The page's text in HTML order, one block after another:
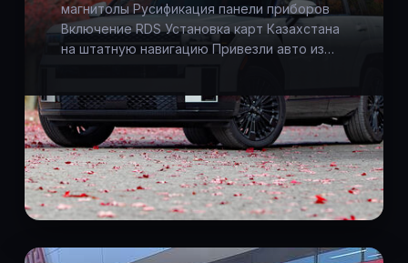
магнитолы Русификация панели приборов
Включение RDS Установка карт Казахстана
на штатную навигацию Привезли авто из…